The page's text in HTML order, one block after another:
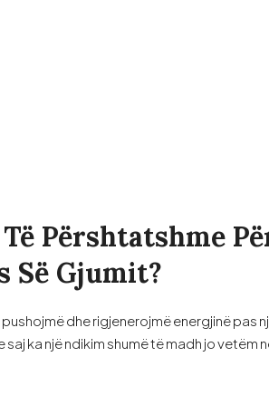
Përshtatshme
Së Gjumit?
dhe rigjenerojmë energjinë pas
ka një ndikim shumë të madh jo vetëm